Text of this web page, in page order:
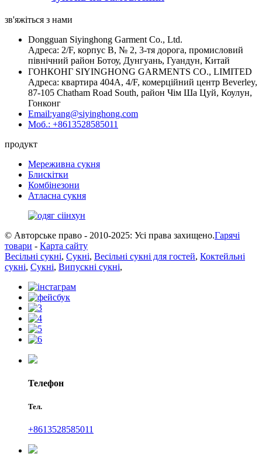
зв'яжіться з нами
Dongguan Siyinghong Garment Co., Ltd.
Адреса: 2/F, корпус B, № 2, 3-тя дорога, промисловий
північний район Ботоу, Дунгуань, Гуандун, Китай
ГОНКОНГ SIYINGHONG GARMENTS CO., LIMITED
Адреса: квартира 404A, 4/F, комерційний центр Beverley,
87-105 Chatham Road South, район Чім Ша Цуй, Коулун,
Гонконг
Email:yang@siyinghong.com
Моб.: +8613528585011
продукт
Мереживна сукня
Блискітки
Комбінезони
Атласна сукня
© Авторське право - 2010-2025: Усі права захищено.Гарячі
товари - Карта сайту
Весільні сукні, Сукні, Весільні сукні для гостей, Коктейльні
сукні, Сукні, Випускні сукні,
Телефон
Тел.
+8613528585011